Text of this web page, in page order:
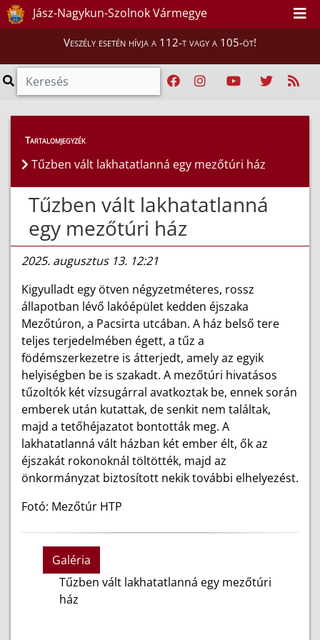
Jász-Nagykun-Szolnok Vármegye
Veszély esetén hívja a 112-t vagy a 105-öt!
Híreink > Hírek
Tartalomjegyzék
Tűzben vált lakhatatlanná egy mezőtúri ház
Tűzben vált lakhatatlanná
egy mezőtúri ház
2025. augusztus 13. 12:21
Kigyulladt egy ötven négyzetméteres, rossz
állapotban lévő lakóépület kedden éjszaka
Mezőtúron, a Pacsirta utcában. A ház belső tere
teljes terjedelmében égett, a tűz a
födémszerkezetre is átterjedt, amely az egyik
helyiségben be is szakadt. A mezőtúri hivatásos
tűzoltók két vízsugárral avatkoztak be, ennek során
emberek után kutattak, de senkit nem találtak,
majd a tetőhéjazatot bontották meg. A
lakhatatlanná vált házban két ember élt, ők az
éjszakát rokonoknál töltötték, majd az
önkormányzat biztosított nekik további elhelyezést.
Fotó: Mezőtúr HTP
Galéria
Tűzben vált lakhatatlanná egy mezőtúri
ház